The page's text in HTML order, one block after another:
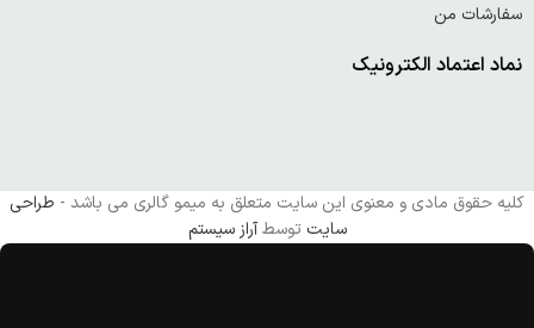
سفارشات من
نماد اعتماد الکترونیک
کلیه حقوق مادی و معنوی این سایت متعلق به میمو گالری می باشد - طراحی
سایت توسطآراز سیستم